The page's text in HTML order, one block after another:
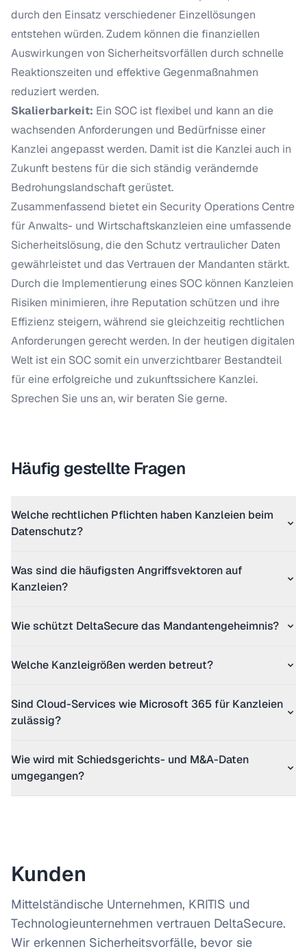
durch den Einsatz verschiedener Einzellösungen
entstehen würden. Zudem können die finanziellen
Auswirkungen von Sicherheitsvorfällen durch schnelle
Reaktionszeiten und effektive Gegenmaßnahmen
reduziert werden.
Skalierbarkeit: Ein SOC ist flexibel und kann an die
wachsenden Anforderungen und Bedürfnisse einer
Kanzlei angepasst werden. Damit ist die Kanzlei auch in
Zukunft bestens für die sich ständig verändernde
Bedrohungslandschaft gerüstet.
Zusammenfassend bietet ein Security Operations Centre
für Anwalts- und Wirtschaftskanzleien eine umfassende
Sicherheitslösung, die den Schutz vertraulicher Daten
gewährleistet und das Vertrauen der Mandanten stärkt.
Durch die Implementierung eines SOC können Kanzleien
Risiken minimieren, ihre Reputation schützen und ihre
Effizienz steigern, während sie gleichzeitig rechtlichen
Anforderungen gerecht werden. In der heutigen digitalen
Welt ist ein SOC somit ein unverzichtbarer Bestandteil
für eine erfolgreiche und zukunftssichere Kanzlei.
Sprechen Sie uns an, wir beraten Sie gerne.
Häufig gestellte Fragen
Welche rechtlichen Pflichten haben Kanzleien beim
Datenschutz?
Was sind die häufigsten Angriffsvektoren auf
Kanzleien?
Wie schützt DeltaSecure das Mandantengeheimnis?
Welche Kanzleigrößen werden betreut?
Sind Cloud-Services wie Microsoft 365 für Kanzleien
zulässig?
Wie wird mit Schiedsgerichts- und M&A-Daten
umgegangen?
Kunden
Mittelständische Unternehmen, KRITIS und
Technologieunternehmen vertrauen DeltaSecure.
Wir erkennen Sicherheitsvorfälle, bevor sie